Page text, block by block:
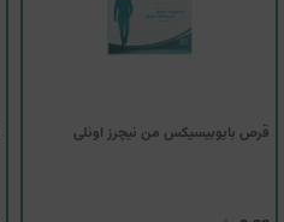
قرص بایوبیسیکس من نیچرز اونلی